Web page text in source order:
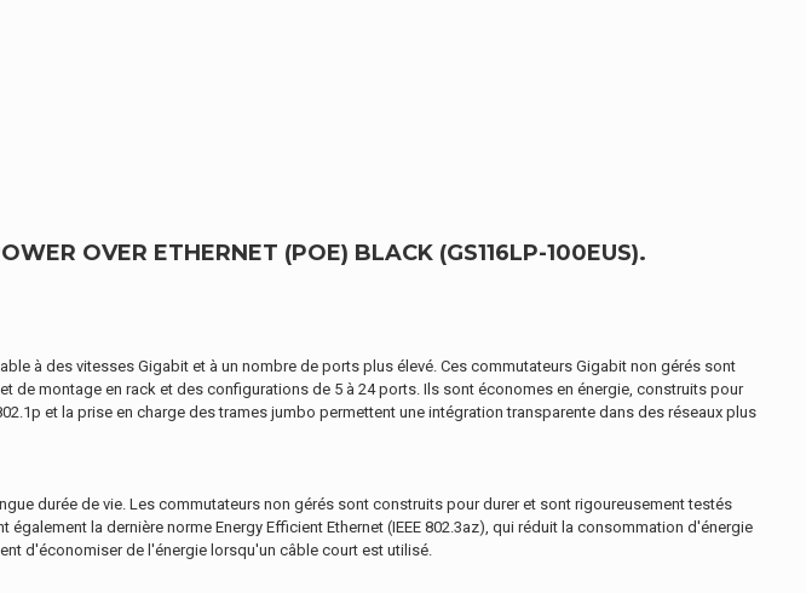
OVER ETHERNET (POE) BLACK (GS116LP-100EUS).
à des vitesses Gigabit et à un nombre de ports plus élevé. Ces commutateurs Gigabit non gérés sont
montage en rack et des configurations de 5 à 24 ports. Ils sont économes en énergie, construits pour
et la prise en charge des trames jumbo permettent une intégration transparente dans des réseaux plus
durée de vie. Les commutateurs non gérés sont construits pour durer et sont rigoureusement testés
la dernière norme Energy Efficient Ethernet (IEEE 802.3az), qui réduit la consommation d'énergie
d'économiser de l'énergie lorsqu'un câble court est utilisé.